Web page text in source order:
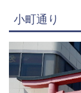
小町通り